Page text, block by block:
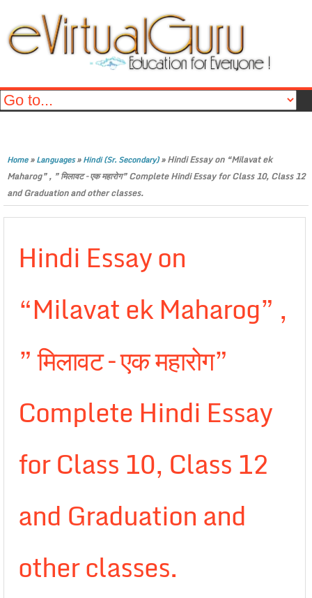
Home»Languages»Hindi (Sr. Secondary)»Hindi Essay on “Milavat ek
Maharog” , ” मिलावट – एक महारोग” Complete Hindi Essay for Class 10, Class 12
and Graduation and other classes.
Hindi Essay on
“Milavat ek Maharog” ,
” मिलावट – एक महारोग”
Complete Hindi Essay
for Class 10, Class 12
and Graduation and
other classes.